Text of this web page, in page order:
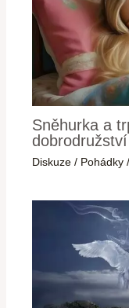
Sněhurka a
dobrodružství
Diskuze / Pohádky /